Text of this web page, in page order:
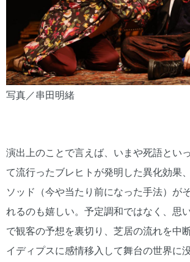
写真／串田明緒
演出上のことで言えば、いまや死語とい
て流行ったブレヒトが発明した異化効果
ソッド（今や当たり前になった手法）が
れるのも嬉しい。予定調和ではなく、思
で観客の予想を裏切り、芝居の流れを中
イディプスに感情移入して舞台の世界に